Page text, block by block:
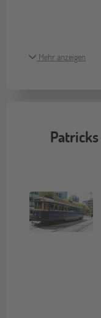
Mehr anzeigen